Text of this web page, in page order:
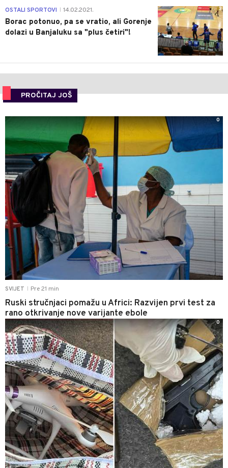
3
OSTALI SPORTOVI 14.02.2021.
Borac potonuo, pa se vratio, ali Gorenje
dolazi u Banjaluku sa "plus četiri"!
PROČITAJ JOŠ
SVIJET Pre 21 min
Ruski stručnjaci pomažu u Africi: Razvijen prvi test za
rano otkrivanje nove varijante ebole
0
0